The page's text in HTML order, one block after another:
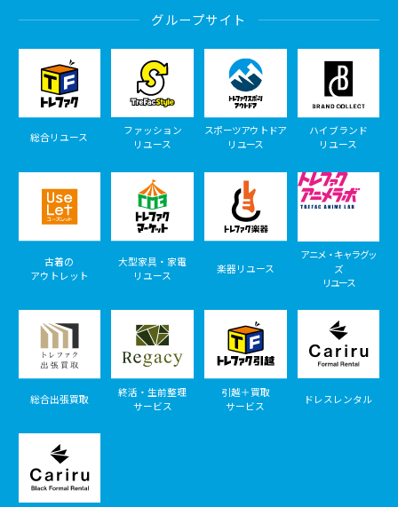
グループサイト
総合リユース
ファッション
リユース
スポーツアウトドア
リユース
ハイブランド
リユース
古着の
アウトレット
大型家具・家電
リユース
楽器リユース
アニメ・キャラグッ
ズ
リユース
総合出張買取
終活・生前整理
サービス
引越＋買取
サービス
ドレスレンタル